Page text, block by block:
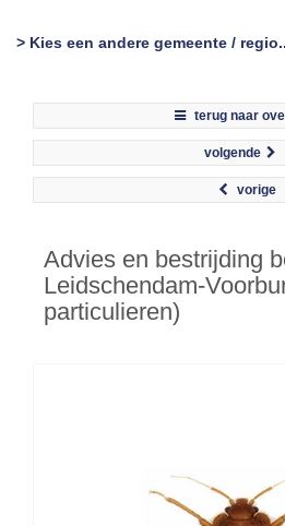
> Kies een andere gemeente /
terug naar
volgende
vorige
Advies en bestrijding
Leidschendam-
particulieren)